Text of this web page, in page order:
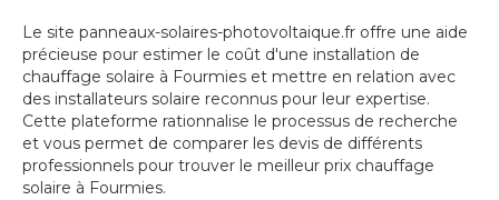
Le site panneaux-solaires-photovoltaique.fr offre une aide
précieuse pour estimer le coût d'une installation de
chauffage solaire à Fourmies et mettre en relation avec
des installateurs solaire reconnus pour leur expertise.
Cette plateforme rationnalise le processus de recherche
et vous permet de comparer les devis de différents
professionnels pour trouver le meilleur prix chauffage
solaire à Fourmies.